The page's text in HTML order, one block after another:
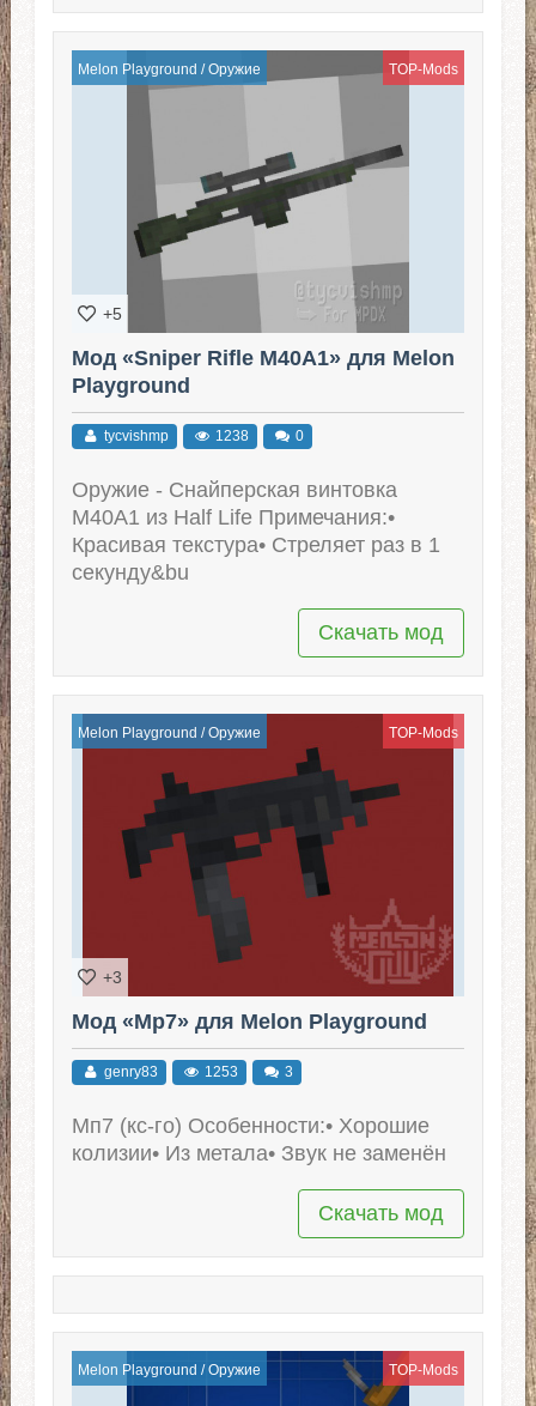
Melon Playground /Оружие TOP-Mods
+5
Мод «Sniper Rifle M40A1» для Melon
Playground
tycvishmp 1238 0
Оружие - Снайперская винтовка
M40A1 из Half Life Примечания:•
Красивая текстура• Стреляет раз в 1
секунду&bu
Скачать мод
Melon Playground /Оружие TOP-Mods
+3
Мод «Mp7» для Melon Playground
genry83 1253 3
Мп7 (кс-го) Особенности:• Хорошие
колизии• Из метала• Звук не заменён
Скачать мод
Melon Playground /Оружие TOP-Mods